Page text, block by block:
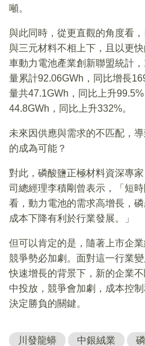
噸。
與此同時，從更直觀的角度看
與三元材料不相上下，且以更
車動力電池產業創新聯盟統計
量累計92.06GWh，同比增長
量共47.1GWh，同比上升
44.8GWh，同比上升332%。
未來因供應與需求的不匹配，
的成為可能？
對此，磷酸鹽正極材料資深專
司總經理李積剛曾表示，「短
看，動力電池的需求高增長，
成本下降有利於行業發展。」
但可以肯定的是，隨著上市企
競爭勢必加劇。面對這一行業
快速增長的背景下，新的企業
中投放，競爭會加劇，成本控
決定勝負的關鍵。
川發龍蟒 中銀絨業